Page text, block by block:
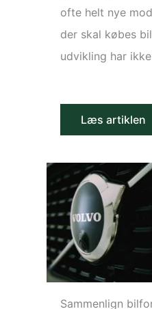
ofte helt nye
der skal købes
udvikling har
Læs artiklen
Sammenlign